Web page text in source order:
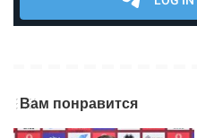
Вам понравится